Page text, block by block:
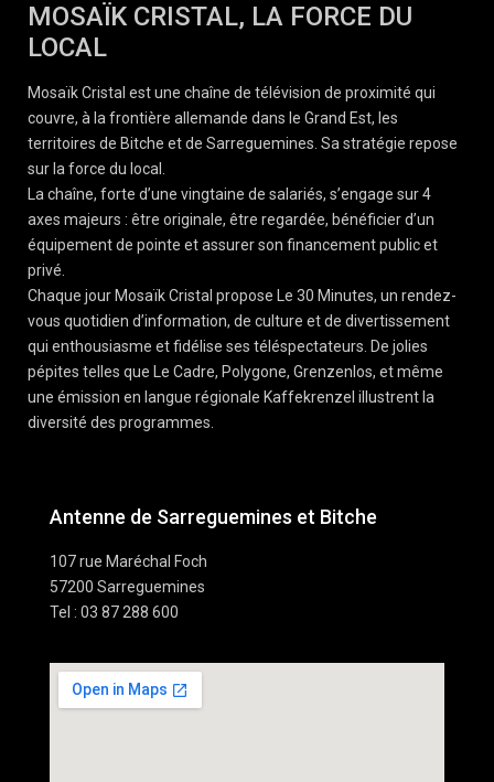
MOSAÏK CRISTAL, LA FORCE DU
LOCAL
Mosaïk Cristal est une chaîne de télévision de proximité qui
couvre, à la frontière allemande dans le Grand Est, les
territoires de Bitche et de Sarreguemines. Sa stratégie repose
sur la force du local.
La chaîne, forte d’une vingtaine de salariés, s’engage sur 4
axes majeurs : être originale, être regardée, bénéficier d’un
équipement de pointe et assurer son financement public et
privé.
Chaque jour Mosaïk Cristal propose Le 30 Minutes, un rendez-
vous quotidien d’information, de culture et de divertissement
qui enthousiasme et fidélise ses téléspectateurs. De jolies
pépites telles que Le Cadre, Polygone, Grenzenlos, et même
une émission en langue régionale Kaffekrenzel illustrent la
diversité des programmes.
Antenne de Sarreguemines et Bitche
107 rue Maréchal Foch
57200 Sarreguemines
Tel : 03 87 288 600